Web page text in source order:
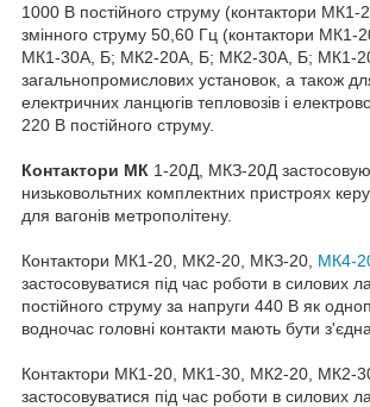
1000 В постійного струму (контактори
змінного струму 50,60 Гц (контактори
МК1-30А, Б; МК2-20А, Б; МК2-30А, Б; МК1-
загальнопромислових установок, а також
електричних ланцюгів тепловозів і
220 В постійного струму.
Контактори МК 1-20Д, МКЗ-20Д
низьковольтних комплектних пристроях
для вагонів метрополітену.
Контактори МК1-20, МК2-20, МКЗ-20, МК4-
застосовуватися під час роботи в силових
постійного струму за напруги 440 В як
водночас головні контакти мають бути
Контактори МК1-20, МК1-30, МК2-20, МК2-
застосовуватися під час роботи в силових